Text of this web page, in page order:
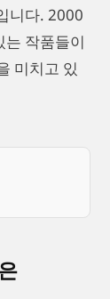
니다. 2000
는 작품들이
미치고 있